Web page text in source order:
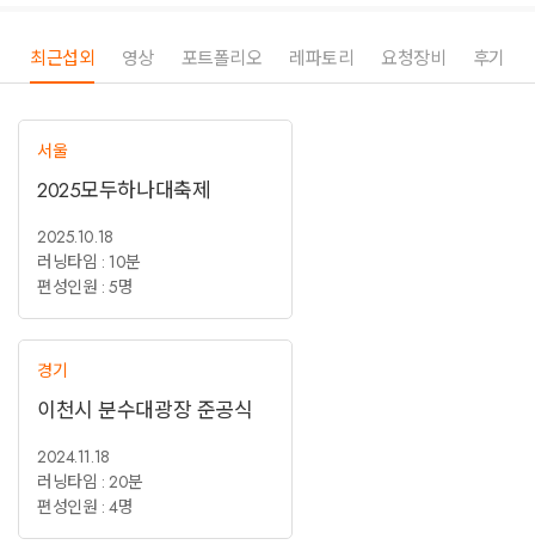
또한 뛰어난 무대 장악력과 에너지로 관객과 자연스럽게 호흡하며,
풍부한 실전 경험을 바탕으로
“섭외 만족도와 재섭외율”로 검증된 팀인 만큼,
선택에 대한 후회 없는 결과로 보답드리겠습니다.
추가로 궁금하신 사항은 언제든 문의 주시면
최근섭외 영상 포트폴리오 레파토리 요청장비 후기
서울
2025모두하나대축제
2025.10.18
러닝타임 : 10분
편성인원 : 5명
경기
이천시 분수대광장 준공식
2024.11.18
러닝타임 : 20분
편성인원 : 4명